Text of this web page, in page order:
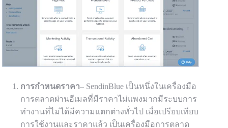
การกำหนดราคา– SendinBlue เป็นหนึ่งในเครื่องมือ
การตลาดผ่านอีเมลที่มีราคาไม่แพงมากมีระบบการ
ทำงานที่ไม่ได้มีความแตกต่างทั่วไป เมื่อเปรียบเทียบ
การใช้งานและราคาแล้ว เป็นเครื่องมือการตลาด